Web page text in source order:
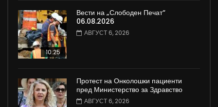
10:25
Вести на „Слободен Печат“
06.08.2026
АВГУСТ 6, 2026
Протест на Онколошки пациенти
пред Министерство за Здравство
АВГУСТ 6, 2026